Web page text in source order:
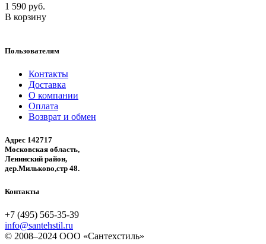
1 590 руб.
В корзину
Пользователям
Контакты
Доставка
О компании
Оплата
Возврат и обмен
Адрес 142717
Московская область,
Ленинский район,
дер.Мильково,стр 48.
Контакты
+7 (495) 565-35-39
info@santehstil.ru
© 2008–2024 ООО «Сантехстиль»